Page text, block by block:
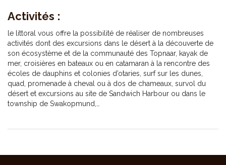
Activités :
le littoral vous offre la possibilité de réaliser de nombreuses
activités dont des excursions dans le désert à la découverte de
son écosystème et de la communauté des Topnaar, kayak de
mer, croisières en bateaux ou en catamaran à la rencontre des
écoles de dauphins et colonies d’otaries, surf sur les dunes,
quad, promenade à cheval ou à dos de chameaux, survol du
désert et excursions au site de Sandwich Harbour ou dans le
township de Swakopmund,…